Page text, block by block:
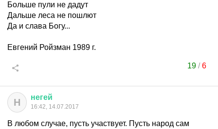
Больше пули не дадут
Дальше леса не пошлют
Да и слава Богу...
Евгений Ройзман 1989 г.
19 /6
Н негей
16:42, 14.07.2017
В любом случае, пусть участвует. Пусть народ сам